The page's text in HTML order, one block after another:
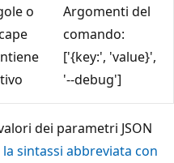
o
Argomenti del
comando:
['{key:', 'value}',
'--debug']
dei parametri JSON
la sintassi abbreviata con